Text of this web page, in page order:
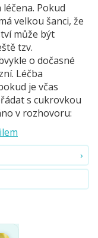
Pokud
velkou šanci, že
může být
tzv.
o dočasné
Léčba
je včas
s cukrovkou
v rozhovoru: